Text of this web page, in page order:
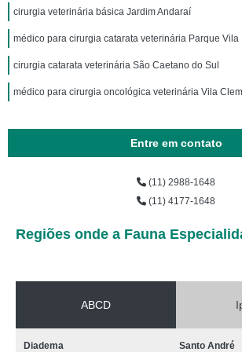
cirurgia veterinária básica Jardim Andaraí
médico para cirurgia catarata veterinária Parque Vila
cirurgia catarata veterinária São Caetano do Sul
médico para cirurgia oncológica veterinária Vila
Entre em contato
(11) 2988-1648
(11) 4177-1648
Regiões onde a Fauna
ABCD
Diadema Santo André